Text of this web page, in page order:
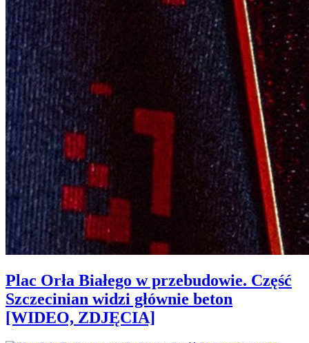
Plac Orła Białego w przebudowie. Część
Szczecinian widzi głównie beton
[WIDEO, ZDJĘCIA]